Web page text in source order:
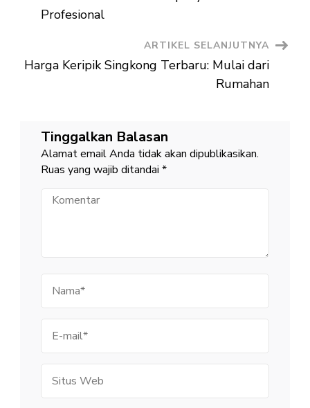
Artikel
Profesional
ARTIKEL SELANJUTNYA
Harga Keripik Singkong Terbaru: Mulai dari
Rumahan
Tinggalkan Balasan
Alamat email Anda tidak akan dipublikasikan.
Ruas yang wajib ditandai *
Komentar
mail
Web